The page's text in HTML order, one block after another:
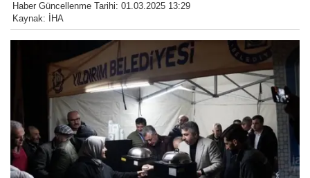
Haber Güncellenme Tarihi: 01.03.2025 13:29
Kaynak: İHA